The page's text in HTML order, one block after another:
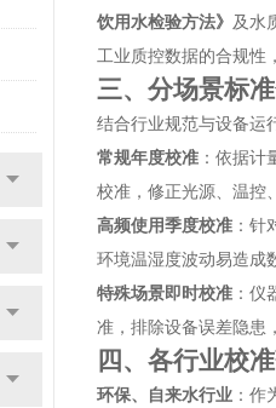
饮用水检验方法》 及水
工业质控数据的合规性
三、分场景标
结合行业规范与设备运
常规年度校准 ：依据
校准，修正光源、温控
高频使用季度校准 ：
环境温湿度波动易造成
特殊场景即时校准 ：
准，排除设备误差隐患
四、各行业校
环保、自来水行业 ：